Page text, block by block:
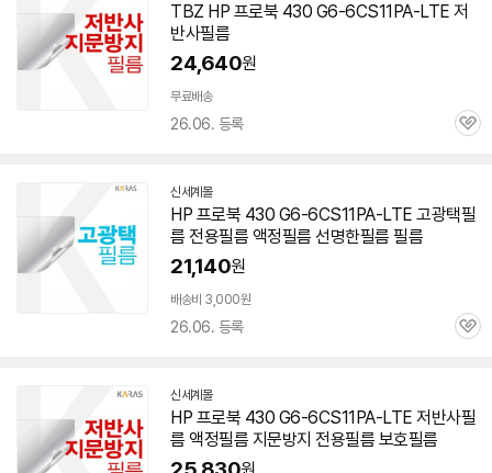
TBZ HP 프로북 430 G6-6CS11PA-LTE 저
반사필름
24,640원
무료배송
26.06. 등록
관
신세계몰
HP 프로북 430 G6-6CS11PA-LTE 고광택필
름 전용필름 액정필름 선명한필름 필름
21,140원
배송비 3,000원
26.06. 등록
관
신세계몰
HP 프로북 430 G6-6CS11PA-LTE 저반사필
름 액정필름 지문방지 전용필름 보호필름